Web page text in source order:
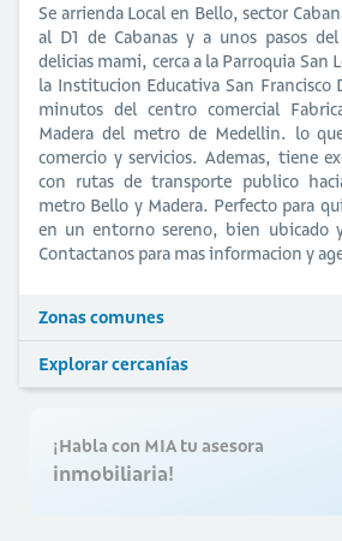
Se arrienda Local en Bello, sector
al D1 de Cabanas y a unos pasos
delicias mami, cerca a la Parroquia San
la Institucion Educativa San Francisco
minutos del centro comercial
Madera del metro de Medellin. lo
comercio y servicios. Ademas, tiene
con rutas de transporte publico
metro Bello y Madera. Perfecto para
en un entorno sereno, bien ubicado
Contactanos para mas informacion y
Zonas comunes
Explorar cercanías
¡Habla con MIA tu asesora
inmobiliaria!